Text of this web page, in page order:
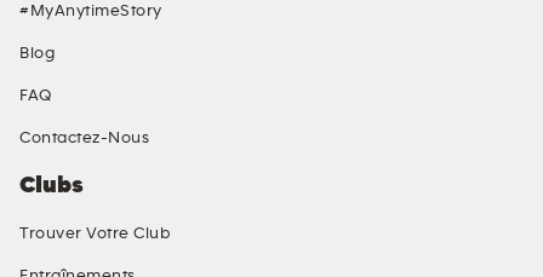
Clubs
Trouver Votre Club
#MyAnytimeStory
Blog
FAQ
Contactez-Nous